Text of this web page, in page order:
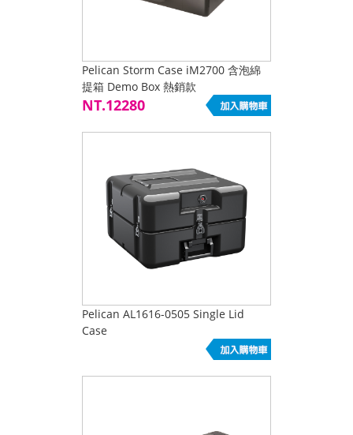
Pelican Storm Case iM2700 含泡綿
提箱 Demo Box 熱銷款
NT.12280
Pelican AL1616-0505 Single Lid
Case